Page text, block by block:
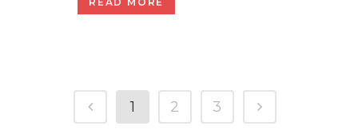
1 2 3